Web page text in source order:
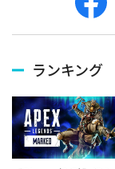
ランキング